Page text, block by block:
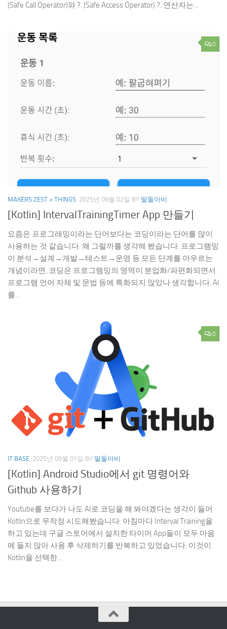
(Safe Call Operator)와 ?. (Safe Access Operator) ?. 연산자는...
0
MAKERS ZEST > THINGS 2025년 09월 02일 BY 딸둘아비
[Kotlin] IntervalTrainingTimer App 만들기
요즘은 프로그래밍이라는 단어보다는 코딩이라는 단어를 많이
사용하는 것 같습니다. 왜 그럴까를 생각해 봤습니다. 프로그램밍
이 분석→설계→개발→테스트→운영 등 모든 단계를 아우르는
개념이라면, 코딩은 프로그램밍의 영역이 분업화/파편화되면서
프로그램 언어 자체 및 문법 등에 특화되지 않았나 생각합니다. AI
를...
0
IT BASE 2025년 09월 01일 BY 딸둘아비
[Kotlin] Android Studio에서 git 명령어와
Github 사용하기
Youtube를 보다가 나도 AI로 코딩을 해 봐야겠다는 생각이 들어
Kotlin으로 무작정 시도해봤습니다. 아침마다 Interval Training을
하고 있는데 구글 스토어에서 설치한 타이머 App들이 모두 마음
에 들지 않아 사용 후 삭제하기를 반복하고 있었습니다. 이것이
Kotlin을 선택한...